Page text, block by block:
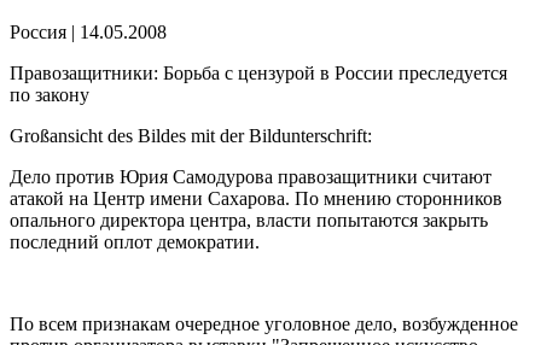
Россия | 14.05.2008
Правозащитники: Борьба с цензурой в России преследуется
по закону
Großansicht des Bildes mit der Bildunterschrift:
Дело против Юрия Самодурова правозащитники считают
атакой на Центр имени Сахарова. По мнению сторонников
опального директора центра, власти попытаются закрыть
последний оплот демократии.
По всем признакам очередное уголовное дело, возбужденное